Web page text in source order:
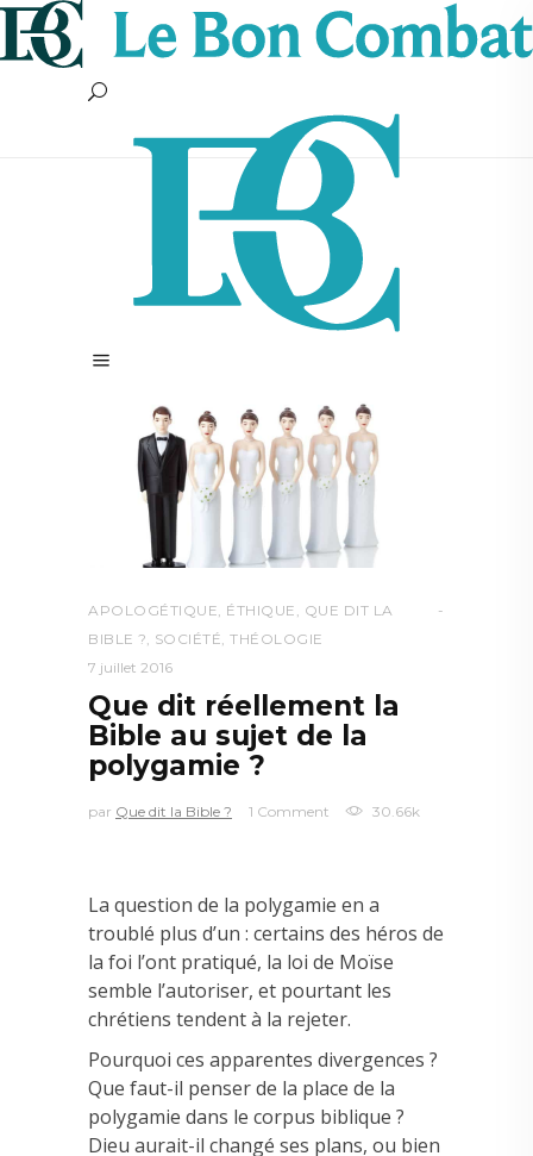
APOLOGÉTIQUE, ÉTHIQUE , QUE DIT LA
BIBLE ?, SOCIÉTÉ, THÉOLOGIE
7 juillet 2016
Que dit réellement la
Bible au sujet de la
polygamie ?
par Que dit la Bible ? 1 Comment 30.66k
La question de la polygamie en a
troublé plus d’un : certains des héros de
la foi l’ont pratiqué, la loi de Moïse
semble l’autoriser, et pourtant les
chrétiens tendent à la rejeter.
Pourquoi ces apparentes divergences ?
Que faut-il penser de la place de la
polygamie dans le corpus biblique ?
Dieu aurait-il changé ses plans, ou bien